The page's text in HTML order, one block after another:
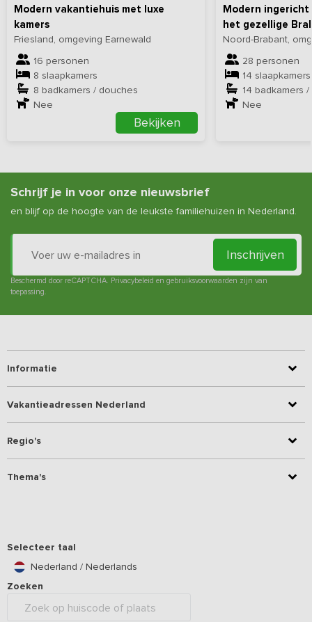
Modern vakantiehuis met luxe
kamers
Friesland, omgeving Earnewald
16 personen
8 slaapkamers
8 badkamers / douches
Nee
Bekijken
Modern
het gezellige
Noord-Brabant,
28 personen
14 slaapkamers
14 badkamers
Nee
Schrijf je in voor onze nieuwsbrief
en blijf op de hoogte van de leukste familiehuizen in Nederland.
Inschrijven
Beschermd door reCAPTCHA. Privacybeleid en gebruiksvoorwaarden zijn van
toepassing.
Informatie
Vakantieadressen Nederland
Regio's
Thema's
Selecteer taal
Nederland / Nederlands
Zoeken